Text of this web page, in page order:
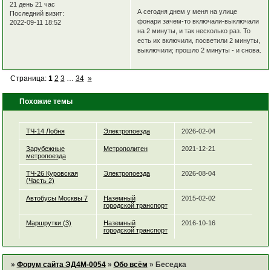
21 день 21 час
Последний визит:
2022-09-11 18:52
А сегодня днем у меня на улице
фонари зачем-то включали-выключали
на 2 минуты, и так несколько раз. То
есть их включили, посветили 2 минуты,
выключили; прошло 2 минуты - и снова.
Страница: 1 2 3 34 »
Похожие темы
ТЧ-14 Лобня Электропоезда 2026-02-04
Зарубежные
метропоезда
Метрополитен 2021-12-21
ТЧ-26 Куровская
(Часть 2)
Электропоезда 2026-08-04
Автобусы Москвы 7
Наземный
городской транспорт
2015-02-02
Маршрутки (3)
Наземный
городской транспорт
2016-10-16
» Форум сайта ЭД4М-0054 » Обо всём » Беседка